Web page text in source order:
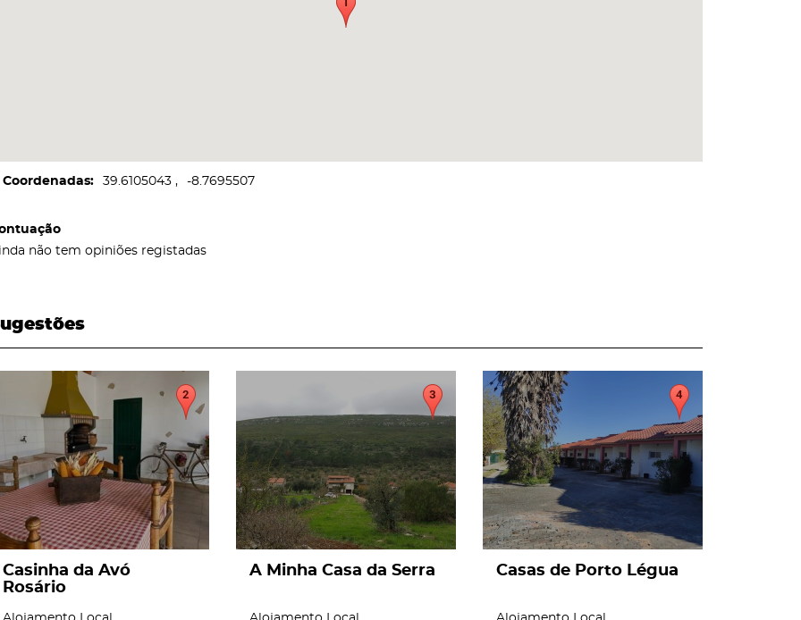
Coordenadas 39.6105043 -8.7695507
não tem opiniões registadas
Casinha da Avó
Rosário
A Minha Casa da Serra
page
Casas de Porto Légua